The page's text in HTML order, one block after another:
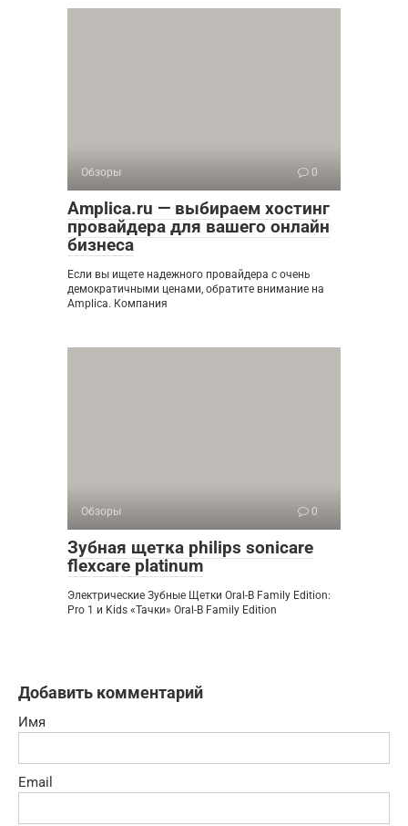
Обзоры 0
Amplica.ru — выбираем хостинг
провайдера для вашего онлайн
бизнеса
Если вы ищете надежного провайдера с очень
демократичными ценами, обратите внимание на
Amplica. Компания
Обзоры 0
Зубная щетка philips sonicare
flexcare platinum
Электрические Зубные Щетки Oral-B Family Edition:
Pro 1 и Kids «Тачки» Oral-B Family Edition
Добавить комментарий
Имя
Email